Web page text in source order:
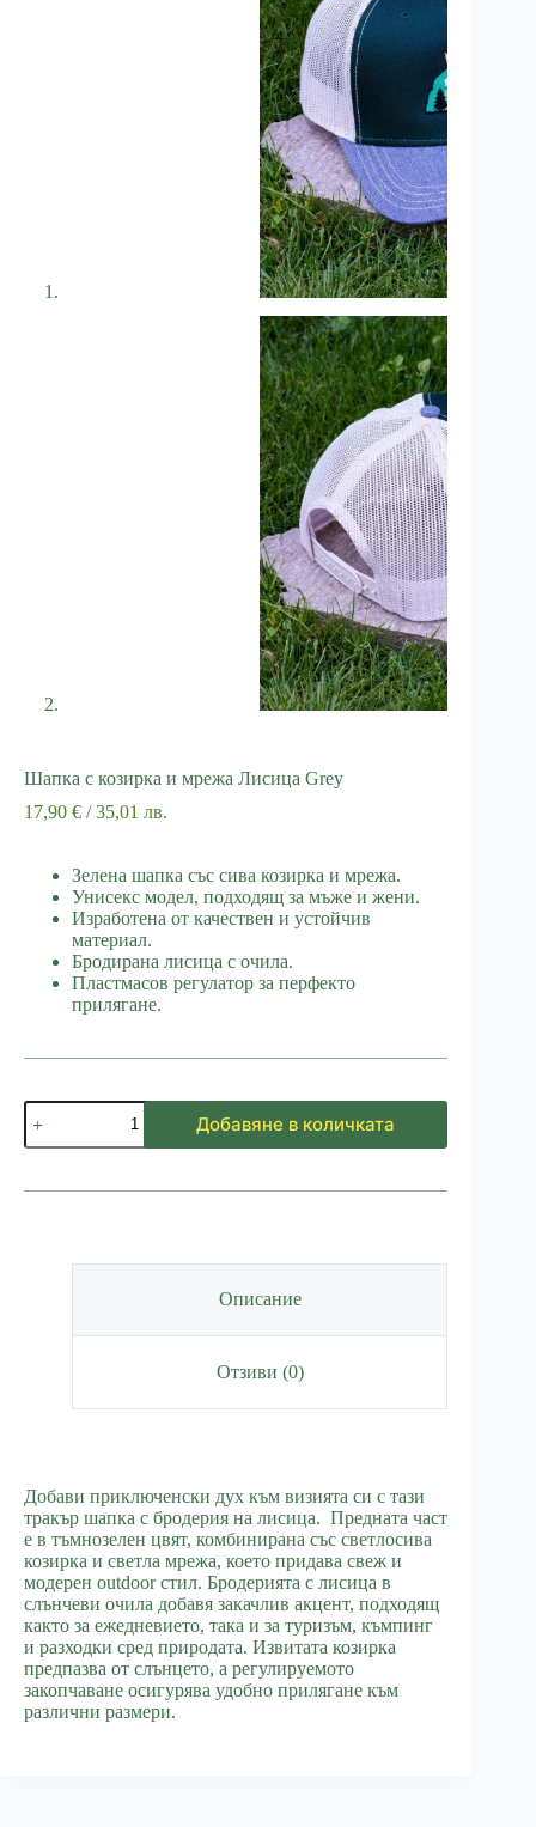
Шапка с козирка и мрежа Лисица Grey
17,90 € / 35,01 лв.
Зелена шапка със сива козирка и мрежа.
Унисекс модел, подходящ за мъже и жени.
Изработена от качествен и устойчив
материал.
Бродирана лисица с очила.
Пластмасов регулатор за перфекто
прилягане.
количество
за
Шапка
козирка
Добавяне в количката
Описание
Отзиви (0)
Добави приключенски дух към визията си с тази
тракър шапка с бродерия на лисица. Предната част
е в тъмнозелен цвят, комбинирана със светлосива
козирка и светла мрежа, което придава свеж и
модерен outdoor стил. Бродерията с лисица в
слънчеви очила добавя закачлив акцент, подходящ
както за ежедневието, така и за туризъм, къмпинг
и разходки сред природата. Извитата козирка
предпазва от слънцето, а регулируемото
закопчаване осигурява удобно прилягане към
различни размери.